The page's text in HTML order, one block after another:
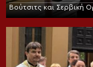
Βούτσιτς και Σερβική